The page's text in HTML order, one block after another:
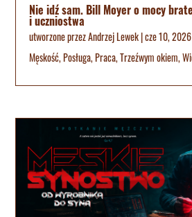
Nie idź sam. Bill Moyer o mocy
i uczniostwa
utworzone przezAndrzej Lewek|cze 10, 2026
Męskość,Posługa,Praca,Trzeźwym okiem,